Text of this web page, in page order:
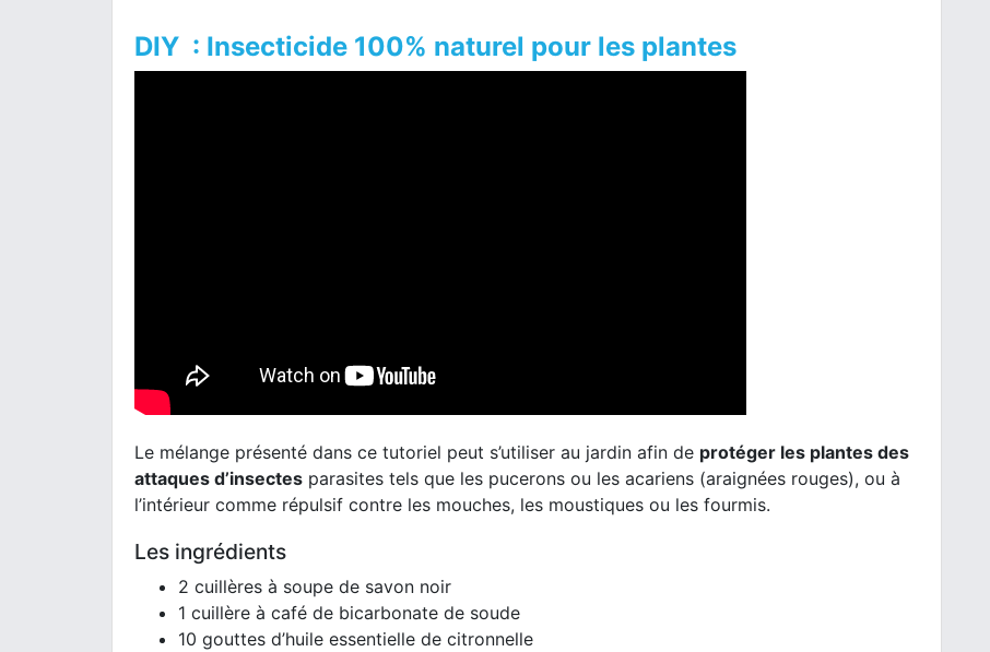
DIY : Insecticide 100% naturel pour les plantes
Le mélange présenté dans ce tutoriel peut s’utiliser au jardin afin de protéger les plantes des
attaques d’insectes parasites tels que les pucerons ou les acariens (araignées rouges), ou à
l’intérieur comme répulsif contre les mouches, les moustiques ou les fourmis.
Les ingrédients
2 cuillères à soupe de savon noir
1 cuillère à café de bicarbonate de soude
10 gouttes d’huile essentielle de citronnelle